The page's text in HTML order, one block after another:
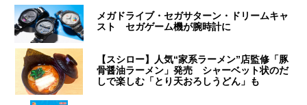
メガドライブ・セガサターン・ドリームキャ
スト セガゲーム機が腕時計に
【スシロー】人気“家系ラーメン”店監修「豚
骨醤油ラーメン」発売 シャーベット状のだ
しで楽しむ「とり天おろしうどん」も